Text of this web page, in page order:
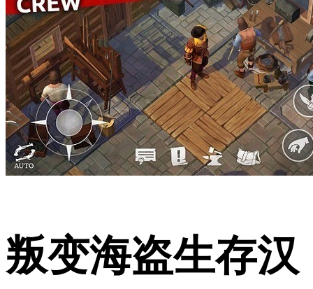
叛变海盗生存汉